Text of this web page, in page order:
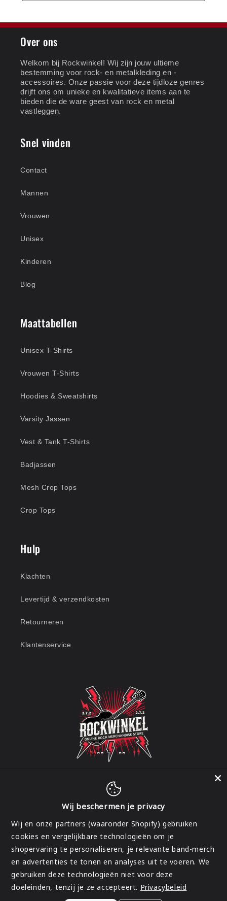
Over ons
Welkom bij Rockwinkel! Wij zijn jouw ultieme
bestemming voor rock- en metalkleding en -
accessoires. Onze passie voor deze tijdloze genres
drijft ons om unieke en kwalitatieve items aan te
bieden die de ware geest van rock en metal
vastleggen.
Snel vinden
Contact
Mannen
Vrouwen
Unisex
Kinderen
Blog
Maattabellen
Unisex T-Shirts
Vrouwen T-Shirts
Hoodies & Sweatshirts
Varsity Jassen
Vest & Tank T-Shirts
Badjassen
Mesh Crop Tops
Crop Tops
Hulp
Klachten
Levertijd & verzendkosten
Retourneren
Klantenservice
FacebookInstagram
België | EUR €
Betaalmethoden
Wij beschermen je privacy
Wij en onze partners (waaronder Shopify) gebruiken
cookies en vergelijkbare technologieën om je
shopervaring te personaliseren, je relevante band-merch
en advertenties te tonen en analyses uit te voeren. We
gebruiken deze technologieën niet voor deze
doeleinden, tenzij je ze accepteert. Privacybeleid